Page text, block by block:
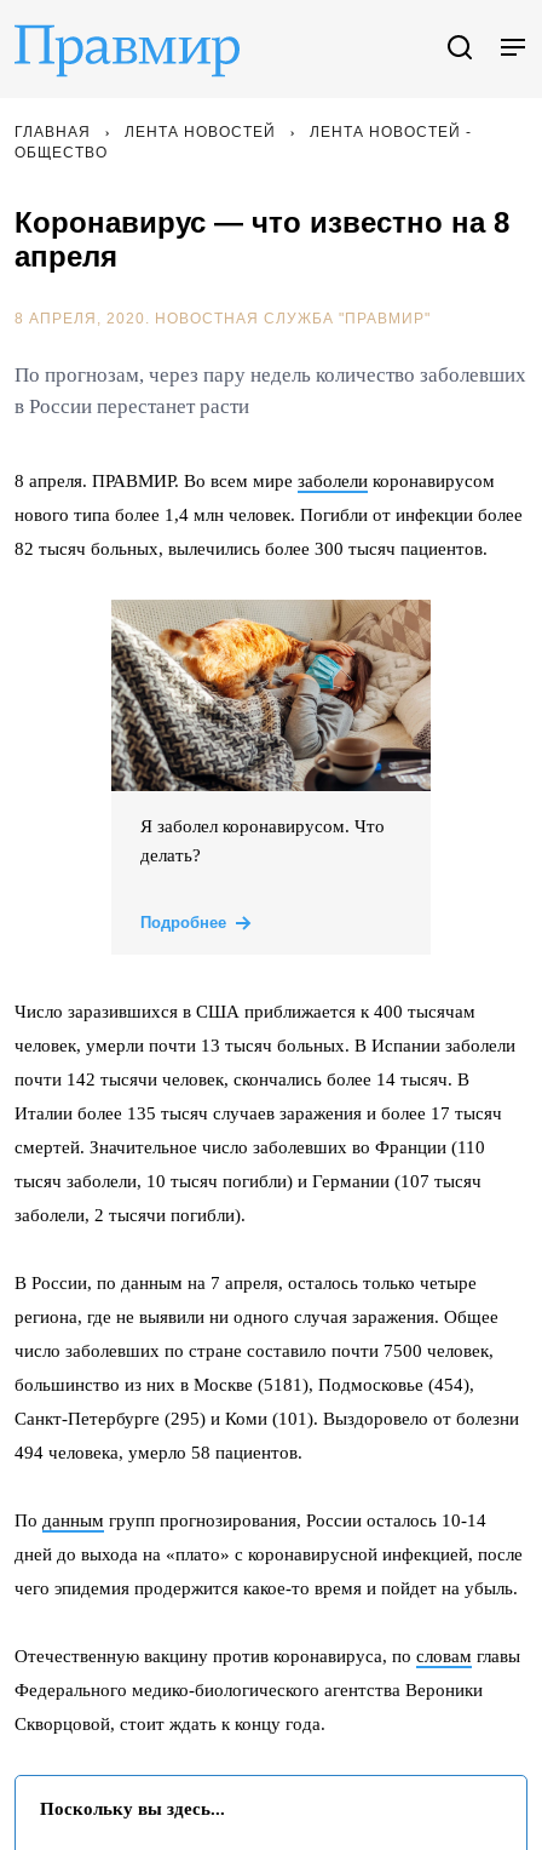
ГЛАВНАЯ ЛЕНТА НОВОСТЕЙ
ЛЕНТА НОВОСТЕЙ -
ОБЩЕСТВО
Коронавирус — что известно на 8
апреля
8 АПРЕЛЯ, 2020. НОВОСТНАЯ СЛУЖБА "ПРАВМИР"
По прогнозам, через пару недель количество заболевших
в России перестанет расти
8 апреля. ПРАВМИР. Во всем мире заболели коронавирусом
нового типа более 1,4 млн человек. Погибли от инфекции более
82 тысяч больных, вылечились более 300 тысяч пациентов.
Я заболел коронавирусом. Что
делать?
Подробнее
Число заразившихся в США приближается к 400 тысячам
человек, умерли почти 13 тысяч больных. В Испании заболели
почти 142 тысячи человек, скончались более 14 тысяч. В
Италии более 135 тысяч случаев заражения и более 17 тысяч
смертей. Значительное число заболевших во Франции (110
тысяч заболели, 10 тысяч погибли) и Германии (107 тысяч
заболели, 2 тысячи погибли).
В России, по данным на 7 апреля, осталось только четыре
региона, где не выявили ни одного случая заражения. Общее
число заболевших по стране составило почти 7500 человек,
большинство из них в Москве (5181), Подмосковье (454),
Санкт-Петербурге (295) и Коми (101). Выздоровело от болезни
494 человека, умерло 58 пациентов.
По данным групп прогнозирования, России осталось 10-14
дней до выхода на «плато» с коронавирусной инфекцией, после
чего эпидемия продержится какое-то время и пойдет на убыль.
Отечественную вакцину против коронавируса, по словам главы
Федерального медико-биологического агентства Вероники
Скворцовой, стоит ждать к концу года.
Поскольку вы здесь...